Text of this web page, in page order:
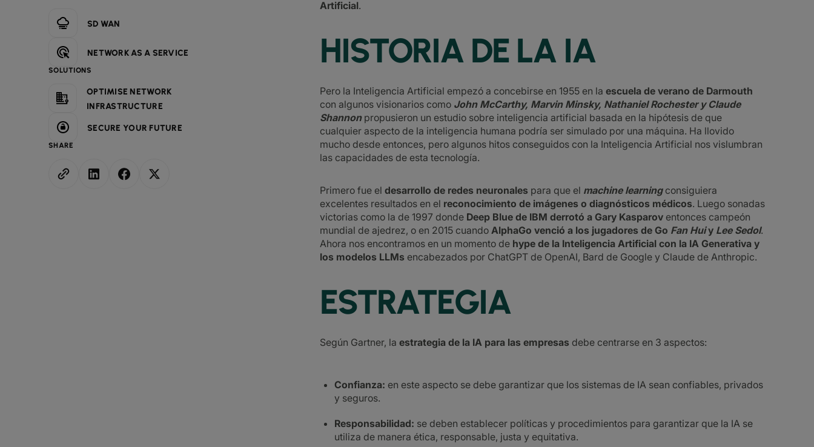
SD WAN
NETWORK AS A SERVICE
SOLUTIONS
OPTIMISE NETWORK
INFRASTRUCTURE
SECURE YOUR FUTURE
SHARE
Artificial.
HISTORIA DE LA IA
Pero la Inteligencia Artificial empezó a concebirse en 1955 en la escuela de verano de Darmouth
con algunos visionarios como John McCarthy, Marvin Minsky, Nathaniel Rochester y Claude
Shannonpropusieron un estudio sobre inteligencia artificial basada en la hipótesis de que
cualquier aspecto de la inteligencia humana podría ser simulado por una máquina. Ha llovido
mucho desde entonces, pero algunos hitos conseguidos con la Inteligencia Artificial nos vislumbran
las capacidades de esta tecnología.
Primero fue el desarrollo de redes neuronales para que el machine learningconsiguiera
excelentes resultados en el reconocimiento de imágenes o diagnósticos médicos. Luego sonadas
victorias como la de 1997 donde Deep Blue de IBM derrotó a Gary Kasparov entonces campeón
mundial de ajedrez, o en 2015 cuando AlphaGo venció a los jugadores de Go Fan Huiy Lee Sedol.
Ahora nos encontramos en un momento de hype de la Inteligencia Artificial con la IA Generativa y
los modelos LLMs encabezados por ChatGPT de OpenAI, Bard de Google y Claude de Anthropic.
ESTRATEGIA
Según Gartner, la estrategia de la IA para las empresas debe centrarse en 3 aspectos:
Confianza: en este aspecto se debe garantizar que los sistemas de IA sean confiables, privados
y seguros.
Responsabilidad: se deben establecer políticas y procedimientos para garantizar que la IA se
utiliza de manera ética, responsable, justa y equitativa.